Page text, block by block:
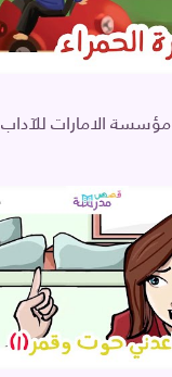
مؤسسة الامارات للآداب